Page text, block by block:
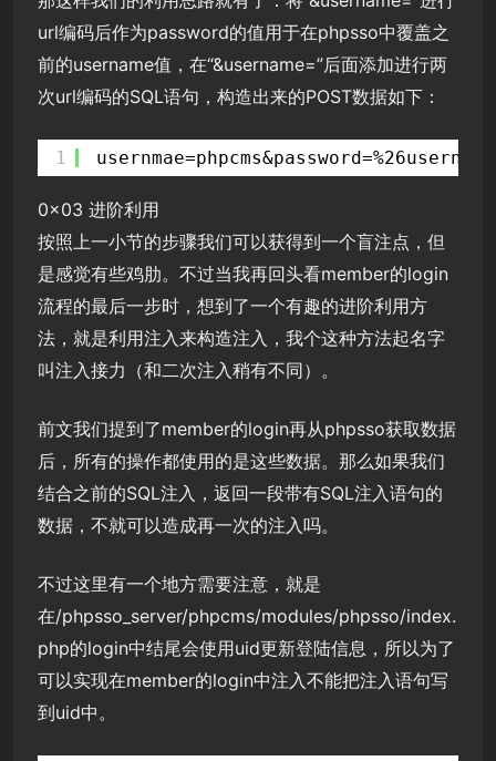
url编码后作为password的值用于在phpsso中覆盖之
前的username值，在“&username=”后面添加进行两
次url编码的SQL语句，构造出来的POST数据如下：
1
0x03 进阶利用
按照上一小节的步骤我们可以获得到一个盲注点，但
是感觉有些鸡肋。不过当我再回头看member的login
流程的最后一步时，想到了一个有趣的进阶利用方
法，就是利用注入来构造注入，我个这种方法起名字
叫注入接力（和二次注入稍有不同）。
前文我们提到了member的login再从phpsso获取数据
后，所有的操作都使用的是这些数据。那么如果我们
结合之前的SQL注入，返回一段带有SQL注入语句的
数据，不就可以造成再一次的注入吗。
不过这里有一个地方需要注意，就是
在/phpsso_server/phpcms/modules/phpsso/index.
php的login中结尾会使用uid更新登陆信息，所以为了
可以实现在member的login中注入不能把注入语句写
到uid中。